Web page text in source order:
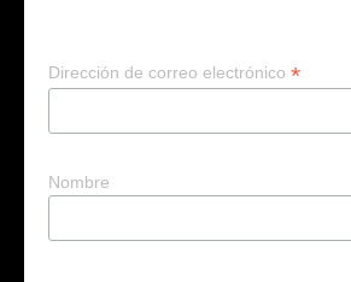
Dirección de correo electrónico *
Nombre
¿Quieres que te ayude a crear un